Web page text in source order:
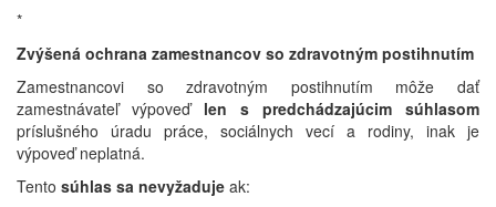
*
Zvýšená ochrana zamestnancov so zdravotným postihnutím
Zamestnancovi so zdravotným postihnutím môže dať
zamestnávateľ výpoveď len s predchádzajúcim súhlasom
príslušného úradu práce, sociálnych vecí a rodiny, inak je
výpoveď neplatná.
Tento súhlas sa nevyžaduje ak: